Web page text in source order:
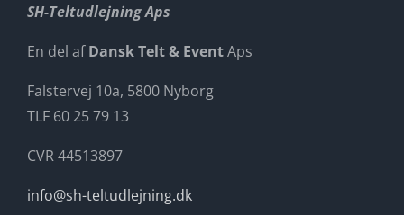
SH-Teltudlejning Aps
En del afDansk Telt & EventAps
Falstervej 10a, 5800 Nyborg
TLF 60 25 79 13
CVR 44513897
info@sh-teltudlejning.dk